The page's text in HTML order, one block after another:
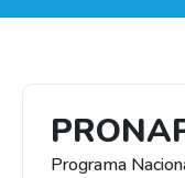
Programa